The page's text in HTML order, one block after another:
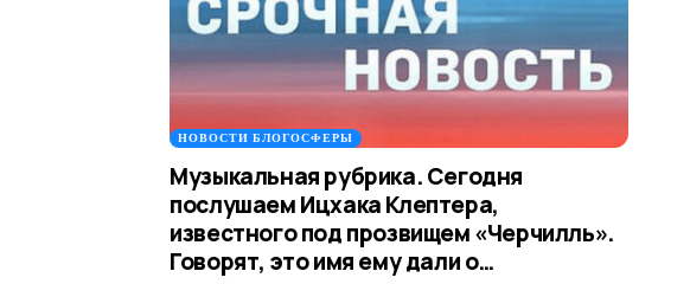
НОВОСТИ БЛОГОСФЕРЫ
Музыкальная рубрика. Сегодня
послушаем Ицхака Клептера,
известного под прозвищем «Черчилль».
Говорят, это имя ему дали о…